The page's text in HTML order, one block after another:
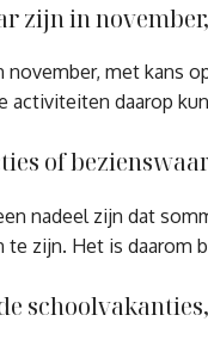
zijn in
november, met kans
activiteiten daarop
of
nadeel zijn dat
zijn. Het is daarom